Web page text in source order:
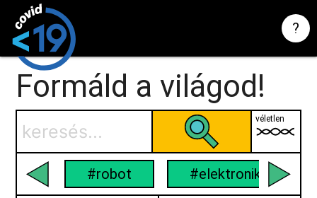
?
Formáld a világod!
véletlen
#robot #elektronika